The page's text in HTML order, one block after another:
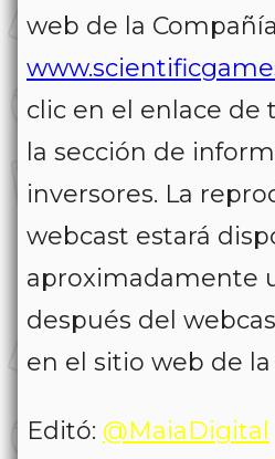
web de la
clic en el enlace de
la sección de
inversores. La
webcast estará
aproximadamente
después del
en el sitio web de
Editó: @MaiaDigital